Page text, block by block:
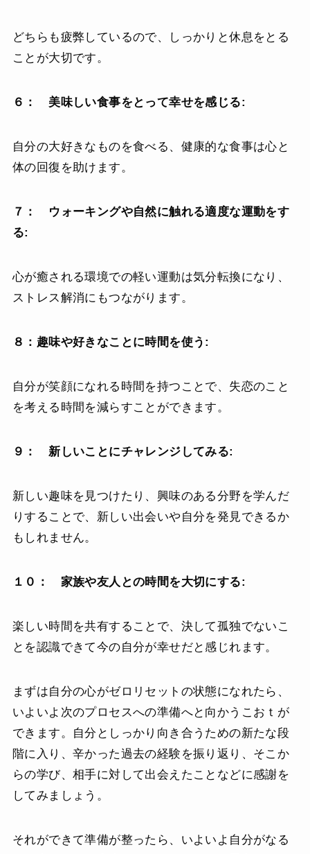
どちらも疲弊しているので、しっかりと休息をとる
ことが大切です。
６： 美味しい食事をとって幸せを感じる:
自分の大好きなものを食べる、健康的な食事は心と
体の回復を助けます。
７： ウォーキングや自然に触れる適度な運動をす
る:
心が癒される環境での軽い運動は気分転換になり、
ストレス解消にもつながります。
８：趣味や好きなことに時間を使う:
自分が笑顔になれる時間を持つことで、失恋のこと
を考える時間を減らすことができます。
９： 新しいことにチャレンジしてみる:
新しい趣味を見つけたり、興味のある分野を学んだ
りすることで、新しい出会いや自分を発見できるか
もしれません。
１０： 家族や友人との時間を大切にする:
楽しい時間を共有することで、決して孤独でないこ
とを認識できて今の自分が幸せだと感じれます。
まずは自分の心がゼロリセットの状態になれたら、
いよいよ次のプロセスへの準備へと向かうこおｔが
できます。自分としっかり向き合うための新たな段
階に入り、辛かった過去の経験を振り返り、そこか
らの学び、相手に対して出会えたことなどに感謝を
してみましょう。
それができて準備が整ったら、いよいよ自分がなる